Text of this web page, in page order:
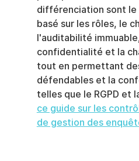
différenciation sont
basé sur les rôles, le
l'auditabilité
confidentialité et la
tout en permettant
défendables et la
telles que le RGPD et
ce guide sur les
de gestion des